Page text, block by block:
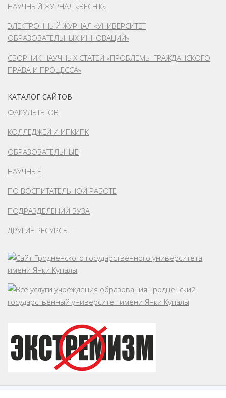
НАУЧНЫЙ ЖУРНАЛ «ВЕСНІК»
ЭЛЕКТРОННЫЙ ЖУРНАЛ «УНИВЕРСИТЕТ
ОБРАЗОВАТЕЛЬНЫХ ИННОВАЦИЙ»
СБОРНИК НАУЧНЫХ СТАТЕЙ «ПРОБЛЕМЫ ГРАЖДАНСКОГО
ПРАВА И ПРОЦЕССА»
КАТАЛОГ САЙТОВ
ФАКУЛЬТЕТОВ
КОЛЛЕДЖЕЙ И ИПКИПК
ОБРАЗОВАТЕЛЬНЫЕ
НАУЧНЫЕ
ПО ВОСПИТАТЕЛЬНОЙ РАБОТЕ
ПОДРАЗДЕЛЕНИЙ ВУЗА
ДРУГИЕ РЕСУРСЫ